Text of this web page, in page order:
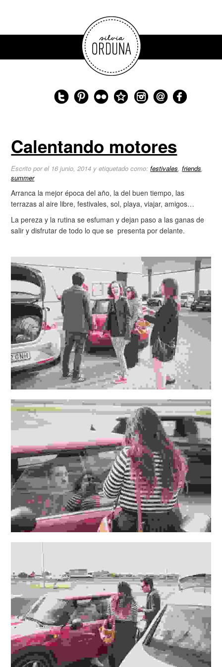
Calentando motores
Escrito por el 16 junio, 2014 y etiquetado como:festivales,friends,
summer
Arranca la mejor época del año, la del buen tiempo, las
terrazas al aire libre, festivales, sol, playa, viajar, amigos…
La pereza y la rutina se esfuman y dejan paso a las ganas de
salir y disfrutar de todo lo que se presenta por delante.